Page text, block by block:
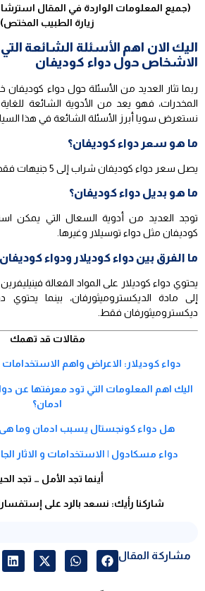
(جميع المعلومات الواردة في المقال
زيارة الطبيب المختص)
اليك الان اهم الأسئلة الشائعة
الاشخاص حول دواء كوديفان
ربما تثار العديد من الأسئلة حول دواء
المخدرات، فهو يعد من الأدوية الشائعة
نستعرض سويا أبرز الأسئلة الشائعة في هذا
ما هو سعر دواء كوديفان؟
يصل سعر دواء كوديفان شراب إلى 5 جنيهات فقط.
ما هو بديل دواء كوديفان؟
توجد العديد من أدوية السعال التي يمكن
كوديفان مثل دواء توسيلار وغيرها.
ما الفرق بين دواء كوديلار ودواء
يحتوي دواء كوديلار على المواد الفعالة
إلى مادة الديكستروميثورفان، بينما
ديكستروميثورفان فقط.
مقالات قد تهمك
دواء كوديلار: الاعراض واهم
اليك اهم المعلومات التي تود معرفتها عن
ادمان؟
هل دواء كونجستال يسبب ادمان وما هى
دواء مسكادول | الاستخدامات و الاثار
أينما تجد الأمل … تجد
شاركنا رأيك: نسعد بالرد على
مشاركة المقال